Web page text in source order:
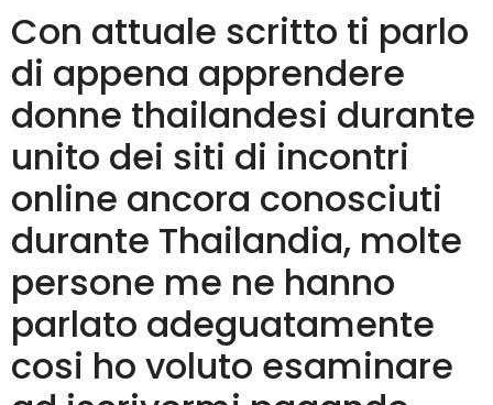
Con attuale scritto ti parlo
di appena apprendere
donne thailandesi durante
unito dei siti di incontri
online ancora conosciuti
durante Thailandia, molte
persone me ne hanno
parlato adeguatamente
cosi ho voluto esaminare